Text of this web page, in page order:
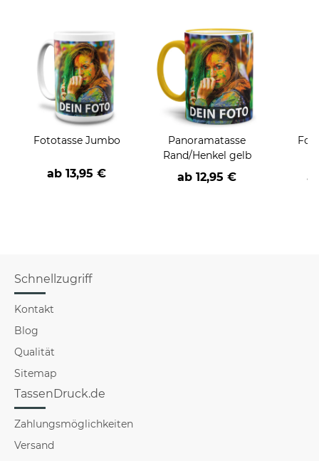
Fototasse Jumbo
ab 13,95 €
Panoramatasse
Rand/Henkel gelb
ab 12,95 €
Schnellzugriff
Kontakt
Blog
Qualität
Sitemap
TassenDruck.de
Zahlungsmöglichkeiten
Versand